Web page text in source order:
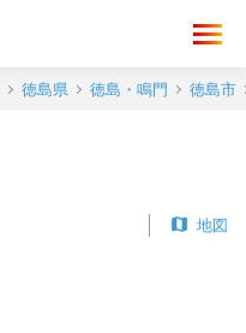
徳島県 徳島・鳴門 徳島市
地図